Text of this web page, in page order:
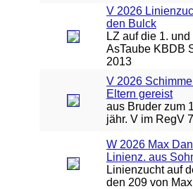
V 2026
den Bulck
LZ auf die 1. und
AsTaube KBDB
2013
V 2026
Eltern gereist
aus Bruder zum
jähr. V im RegV
W 2026 Max
Linienz. aus
Linienzucht auf
den 209 von